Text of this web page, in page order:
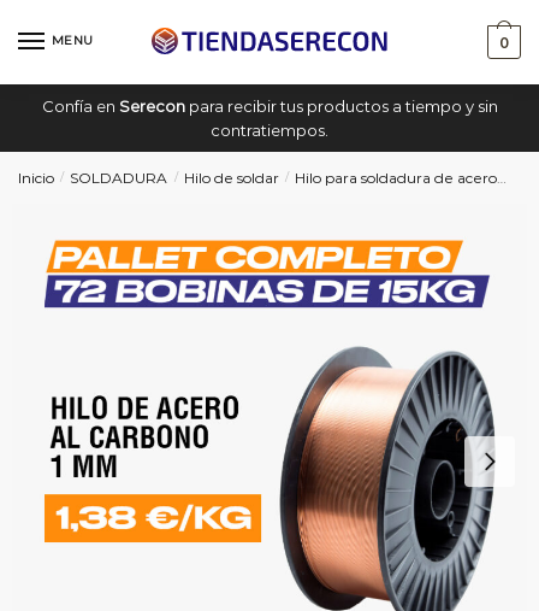
MENU 0
Confía en Sereconpara recibir tus productos a tiempo y sin
contratiempos.
Inicio / SOLDADURA / Hilo de soldar / Hilo para soldadura de acero